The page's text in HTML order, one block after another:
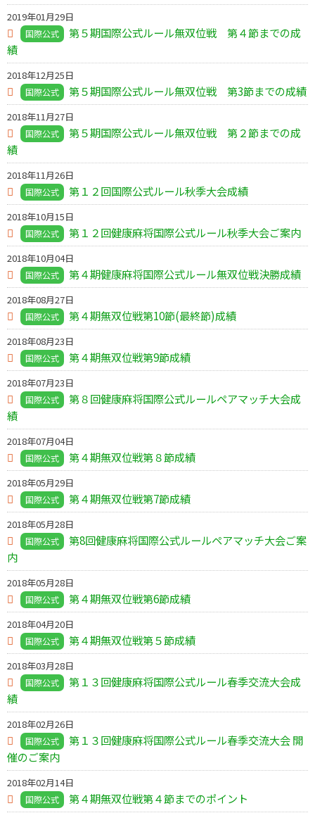
2019年01月29日
国際公式
第５期国際公式ルール無双位戦 第４節までの成
績
2018年12月25日
国際公式 第５期国際公式ルール無双位戦 第3節までの成績
2018年11月27日
国際公式
第５期国際公式ルール無双位戦 第２節までの成
績
2018年11月26日
国際公式 第１２回国際公式ルール秋季大会成績
2018年10月15日
国際公式 第１２回健康麻将国際公式ルール秋季大会ご案内
2018年10月04日
国際公式 第４期健康麻将国際公式ルール無双位戦決勝成績
2018年08月27日
国際公式 第４期無双位戦第10節(最終節)成績
2018年08月23日
国際公式 第４期無双位戦第9節成績
2018年07月23日
国際公式
第８回健康麻将国際公式ルールペアマッチ大会成
績
2018年07月04日
国際公式 第４期無双位戦第８節成績
2018年05月29日
国際公式 第４期無双位戦第7節成績
2018年05月28日
国際公式
第8回健康麻将国際公式ルールペアマッチ大会ご案
内
2018年05月28日
国際公式 第４期無双位戦第6節成績
2018年04月20日
国際公式 第４期無双位戦第５節成績
2018年03月28日
国際公式
第１３回健康麻将国際公式ルール春季交流大会成
績
2018年02月26日
国際公式
第１３回健康麻将国際公式ルール春季交流大会 開
催のご案内
2018年02月14日
国際公式 第４期無双位戦第４節までのポイント